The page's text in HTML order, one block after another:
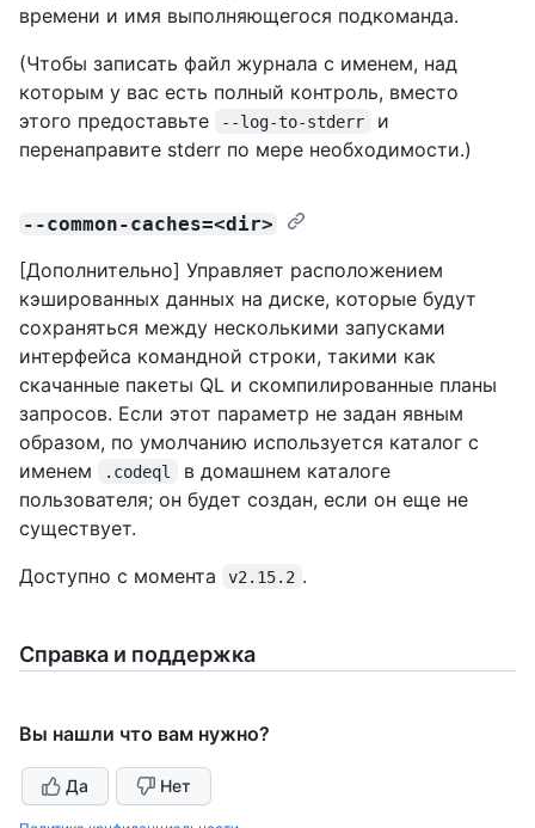
времени и имя выполняющегося подкоманда.
(Чтобы записать файл журнала с именем, над
которым у вас есть полный контроль, вместо
этого предоставьте
--log-to-stderr
и
перенаправите stderr по мере необходимости.)
--common-caches=<dir>
[Дополнительно] Управляет расположением
кэшированных данных на диске, которые будут
сохраняться между несколькими запусками
интерфейса командной строки, такими как
скачанные пакеты QL и скомпилированные планы
запросов. Если этот параметр не задан явным
образом, по умолчанию используется каталог с
именем
.codeql
в домашнем каталоге
пользователя; он будет создан, если он еще не
существует.
Доступно с момента
v2.15.2 .
Справка и поддержка
Вы нашли что вам нужно?
Да Нет